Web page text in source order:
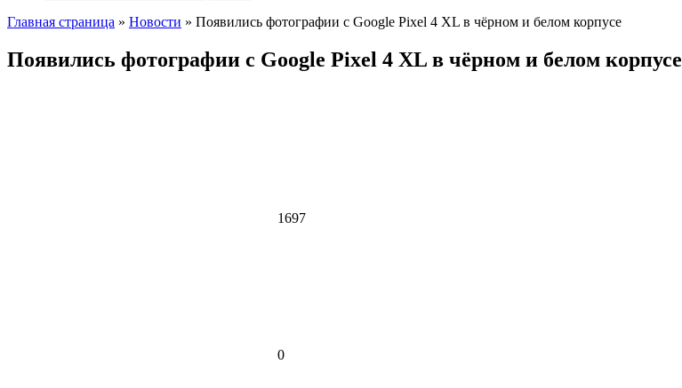
Главная страница » Новости » Появились фотографии с Google Pixel 4 XL в чёрном и белом корпусе
Появились фотографии с Google Pixel 4 XL в чёрном и белом корпусе
1697
0